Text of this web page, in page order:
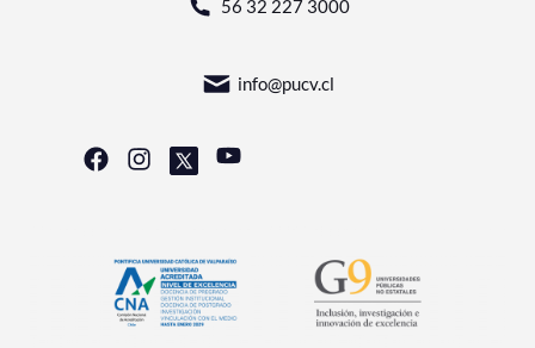
56 32 227 3000
info@pucv.cl